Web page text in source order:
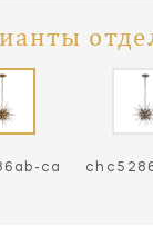
ca